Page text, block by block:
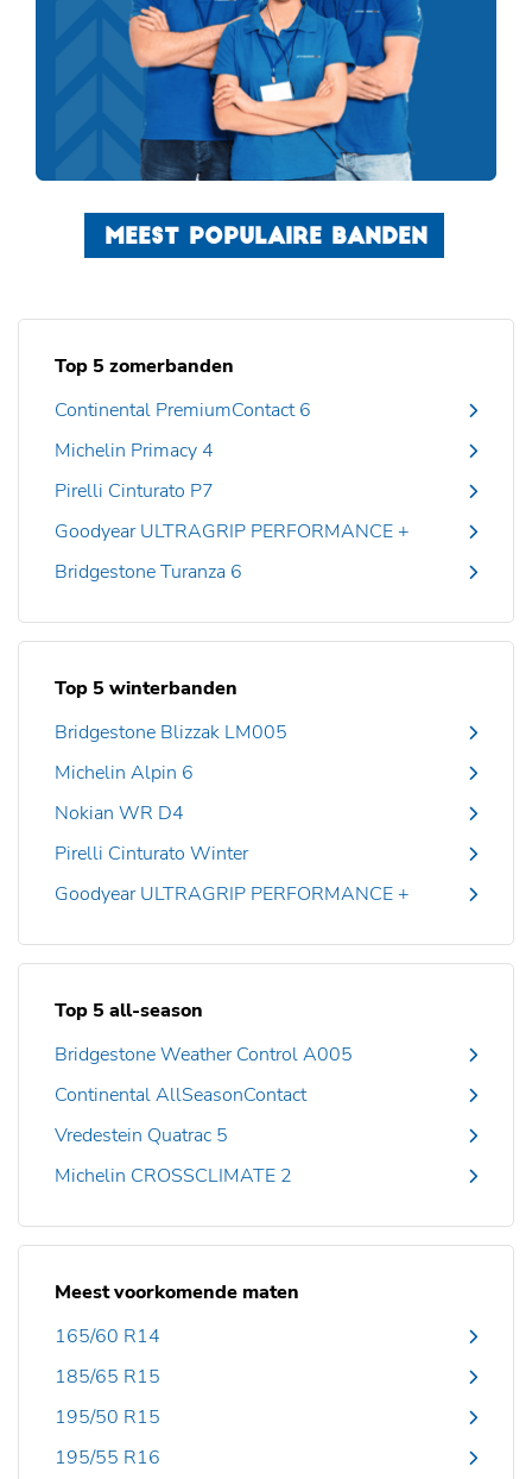
MEEST POPULAIRE BANDEN
Top 5 zomerbanden
Continental PremiumContact 6
Michelin Primacy 4
Pirelli Cinturato P7
Goodyear ULTRAGRIP PERFORMANCE +
Bridgestone Turanza 6
Top 5 winterbanden
Bridgestone Blizzak LM005
Michelin Alpin 6
Nokian WR D4
Pirelli Cinturato Winter
Goodyear ULTRAGRIP PERFORMANCE +
Top 5 all-season
Bridgestone Weather Control A005
Continental AllSeasonContact
Vredestein Quatrac 5
Michelin CROSSCLIMATE 2
Meest voorkomende maten
165/60 R14
185/65 R15
195/50 R15
195/55 R16